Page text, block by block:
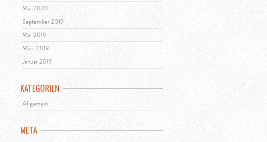
Mai 2020
September 2019
Mai 2019
März 2019
Januar 2019
KATEGORIEN
Allgemein
META